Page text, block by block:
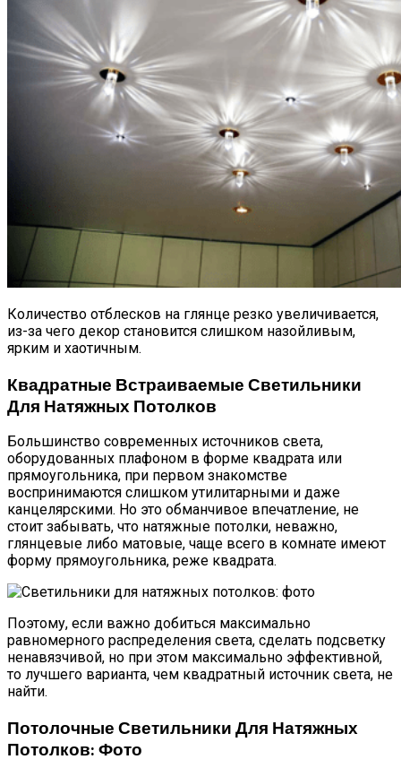
Количество отблесков на глянце резко увеличивается,
из-за чего декор становится слишком назойливым,
ярким и хаотичным.
Квадратные Встраиваемые Светильники
Для Натяжных Потолков
Большинство современных источников света,
оборудованных плафоном в форме квадрата или
прямоугольника, при первом знакомстве
воспринимаются слишком утилитарными и даже
канцелярскими. Но это обманчивое впечатление, не
стоит забывать, что натяжные потолки, неважно,
глянцевые либо матовые, чаще всего в комнате имеют
форму прямоугольника, реже квадрата.
Поэтому, если важно добиться максимально
равномерного распределения света, сделать подсветку
ненавязчивой, но при этом максимально эффективной,
то лучшего варианта, чем квадратный источник света, не
найти.
Потолочные Светильники Для Натяжных
Потолков: Фото